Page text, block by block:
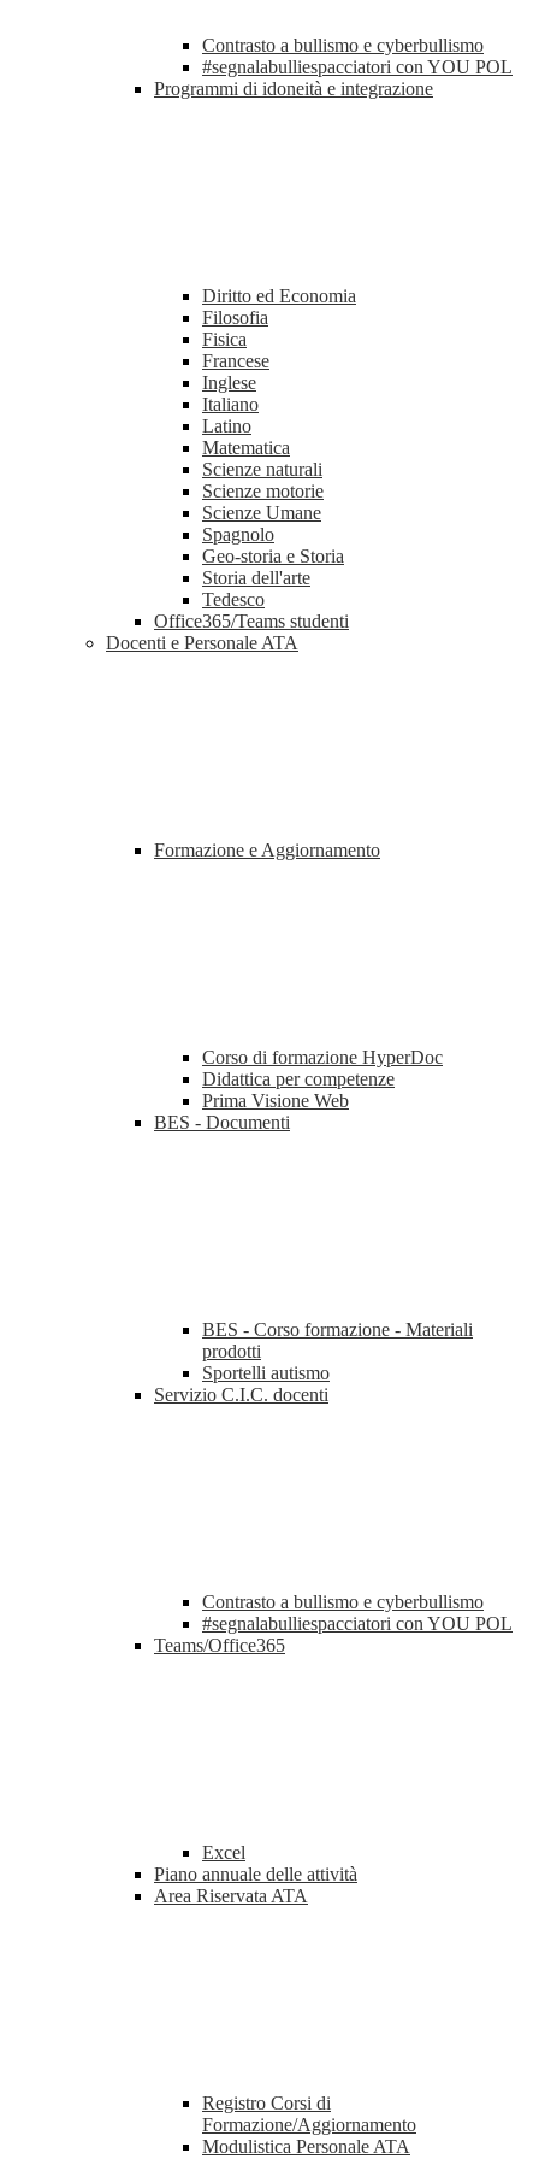
Contrasto a bullismo e cyberbullismo
#segnalabulliespacciatori con YOU POL
Programmi di idoneità e integrazione
Diritto ed Economia
Filosofia
Fisica
Francese
Inglese
Italiano
Latino
Matematica
Scienze naturali
Scienze motorie
Scienze Umane
Spagnolo
Geo-storia e Storia
Storia dell'arte
Tedesco
Office365/Teams studenti
Docenti e Personale ATA
Formazione e Aggiornamento
Corso di formazione HyperDoc
Didattica per competenze
Prima Visione Web
BES - Documenti
BES - Corso formazione - Materiali
prodotti
Sportelli autismo
Servizio C.I.C. docenti
Contrasto a bullismo e cyberbullismo
#segnalabulliespacciatori con YOU POL
Teams/Office365
Excel
Piano annuale delle attività
Area Riservata ATA
Registro Corsi di
Formazione/Aggiornamento
Modulistica Personale ATA